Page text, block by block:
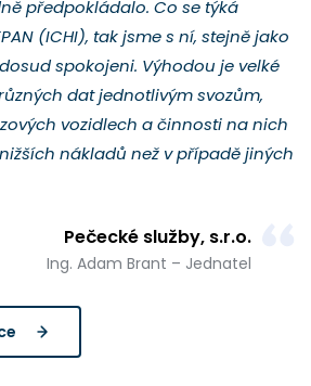
předpokládalo. Co se týká
(ICHI), tak jsme s ní, stejně jako
spokojeni. Výhodou je velké
dat jednotlivým svozům,
vozidlech a činnosti na nich
nákladů než v případě jiných
Pečecké služby, s.r.o.
Ing. Adam Brant – Jednatel